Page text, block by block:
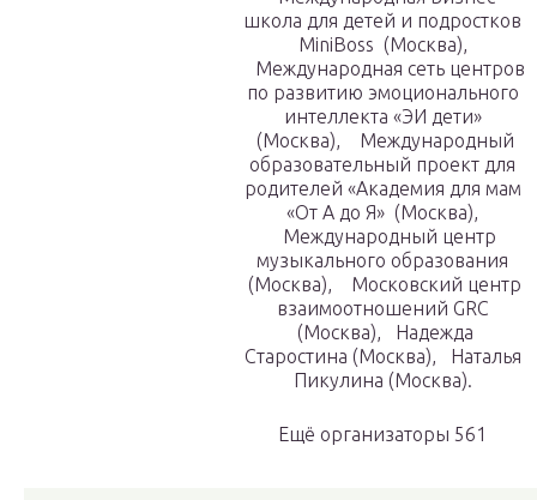
школа для детей и подростков
MiniBoss (Москва),
Международная сеть центров
по развитию эмоционального
интеллекта «ЭИ дети»
(Москва), Международный
образовательный проект для
родителей «Академия для мам
«От А до Я» (Москва),
Международный центр
музыкального образования
(Москва), Московский центр
взаимоотношений GRC
(Москва), Надежда
Старостина (Москва), Наталья
Пикулина (Москва).
Ещё организаторы 561